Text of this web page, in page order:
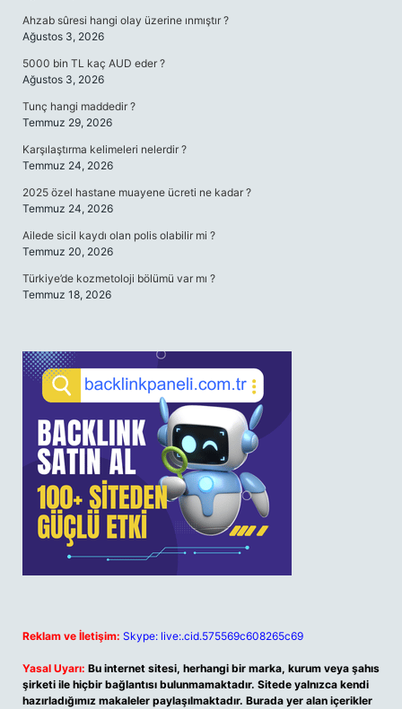
Ahzab sûresi hangi olay üzerine ınmıştır ?
Ağustos 3, 2026
5000 bin TL kaç AUD eder ?
Ağustos 3, 2026
Tunç hangi maddedir ?
Temmuz 29, 2026
Karşılaştırma kelimeleri nelerdir ?
Temmuz 24, 2026
2025 özel hastane muayene ücreti ne kadar ?
Temmuz 24, 2026
Ailede sicil kaydı olan polis olabilir mi ?
Temmuz 20, 2026
Türkiye’de kozmetoloji bölümü var mı ?
Temmuz 18, 2026
Reklam ve İletişim: Skype: live:.cid.575569c608265c69
Yasal Uyarı: Bu internet sitesi, herhangi bir marka, kurum veya şahıs
şirketi ile hiçbir bağlantısı bulunmamaktadır. Sitede yalnızca kendi
hazırladığımız makaleler paylaşılmaktadır. Burada yer alan içerikler